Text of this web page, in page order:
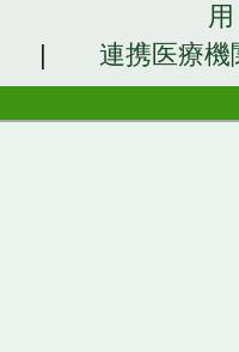
| 連携医療機